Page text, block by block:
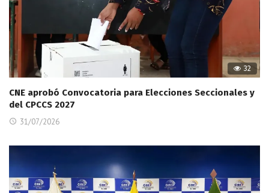
32
CNE aprobó Convocatoria para Elecciones Seccionales y
del CPCCS 2027
31/07/2026